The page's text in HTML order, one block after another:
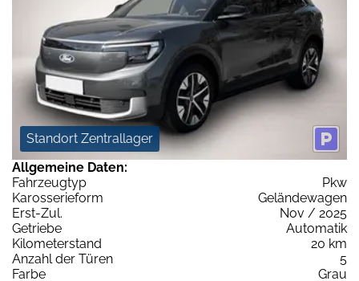
Standort Zentrallager
Allgemeine Daten:
Fahrzeugtyp
Pkw
Karosserieform
Geländewagen
Erst-Zul.
Nov / 2025
Getriebe
Automatik
Kilometerstand
20 km
Anzahl der Türen
5
Farbe
Grau